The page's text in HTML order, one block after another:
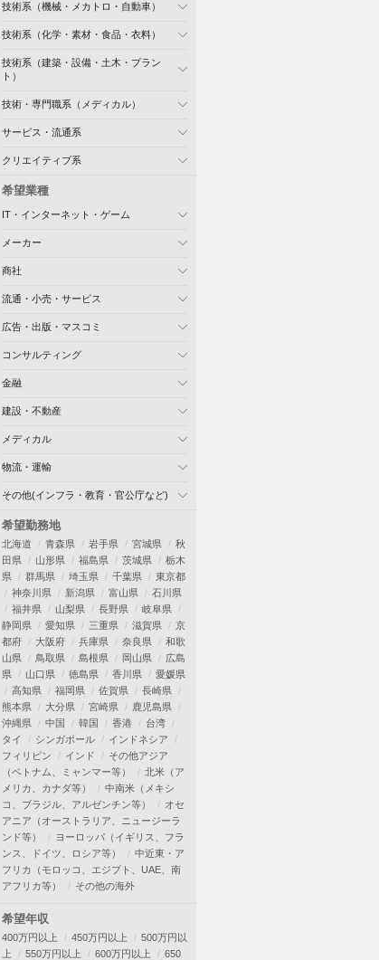
技術系（機械・メカトロ・自動車）
技術系（化学・素材・食品・衣料）
技術系（建築・設備・土木・プラン
ト）
技術・専門職系（メディカル）
サービス・流通系
クリエイティブ系
希望業種
IT・インターネット・ゲーム
メーカー
商社
流通・小売・サービス
広告・出版・マスコミ
コンサルティング
金融
建設・不動産
メディカル
物流・運輸
その他(インフラ・教育・官公庁など)
希望勤務地
北海道 青森県 岩手県 宮城県
秋
田県
山形県 福島県 茨城県
栃木
県
群馬県 埼玉県 千葉県
東京都
神奈川県
新潟県 富山県
石川県
福井県
山梨県 長野県
岐阜県
静岡県
愛知県 三重県 滋賀県
京
都府
大阪府 兵庫県 奈良県
和歌
山県
鳥取県 島根県 岡山県
広島
県
山口県 徳島県 香川県
愛媛県
高知県
福岡県 佐賀県
長崎県
熊本県
大分県 宮崎県
鹿児島県
沖縄県
中国 韓国 香港
台湾
タイ
シンガポール
インドネシア
フィリピン
インド
その他アジア
（ベトナム、ミャンマー等）
北米（ア
メリカ、カナダ等）
中南米（メキシ
コ、ブラジル、アルゼンチン等）
オセ
アニア（オーストラリア、ニュージーラ
ンド等）
ヨーロッパ（イギリス、フラ
ンス、ドイツ、ロシア等）
中近東・ア
フリカ（モロッコ、エジプト、UAE、南
アフリカ等）
その他の海外
希望年収
400万円以上 450万円以上
500万円以
上
550万円以上 600万円以上
650